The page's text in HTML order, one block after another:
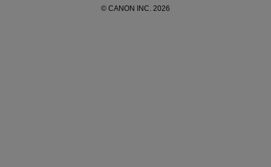
© CANON INC. 2026